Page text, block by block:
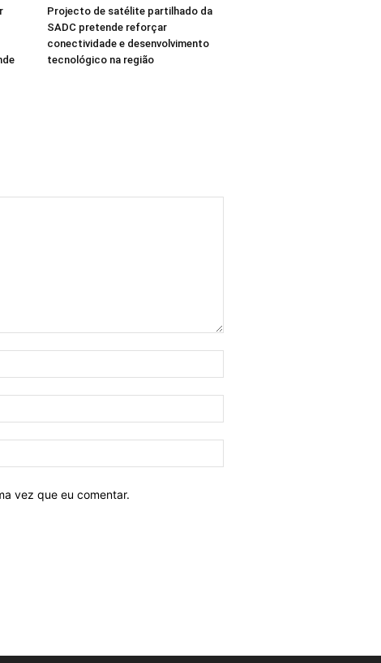
Projecto de satélite partilhado da
SADC pretende reforçar
conectividade e desenvolvimento
tecnológico na região
vez que eu comentar.